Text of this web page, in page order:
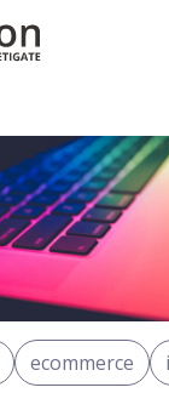
ecommerce